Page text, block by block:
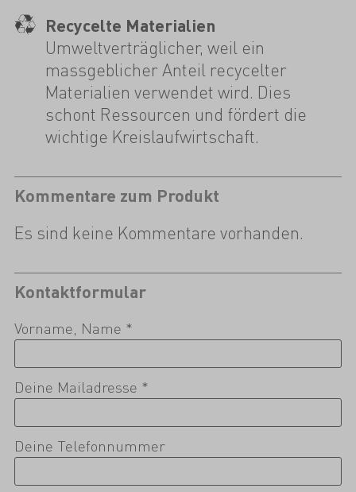
Recycelte Materialien
Umweltverträglicher, weil ein
massgeblicher Anteil recycelter
Materialien verwendet wird. Dies
schont Ressourcen und fördert die
wichtige Kreislaufwirtschaft.
Kommentare zum Produkt
Es sind keine Kommentare vorhanden.
Kontaktformular
Vorname, Name *
Deine Mailadresse *
Deine Telefonnummer